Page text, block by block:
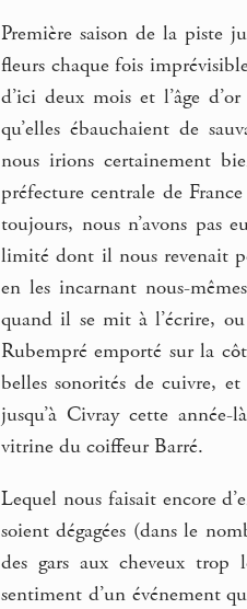
Première saison de la piste
fleurs chaque fois
d’ici deux mois et l’âge
qu’elles ébauchaient de
nous irions certainement
préfecture centrale de
toujours, nous n’avons pas
limité dont il nous revenait
en les incarnant nous-
quand il se mit à l’écrire,
Rubempré emporté sur la
belles sonorités de cuivre,
jusqu’à Civray cette
vitrine du coiffeur Barré.
Lequel nous faisait encore
soient dégagées (dans le
des gars aux cheveux trop
sentiment d’un événement